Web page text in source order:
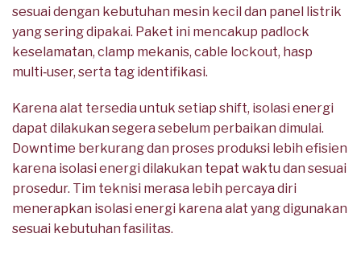
sesuai dengan kebutuhan mesin kecil dan panel listrik
yang sering dipakai. Paket ini mencakup padlock
keselamatan, clamp mekanis, cable lockout, hasp
multi‑user, serta tag identifikasi.
Karena alat tersedia untuk setiap shift, isolasi energi
dapat dilakukan segera sebelum perbaikan dimulai.
Downtime berkurang dan proses produksi lebih efisien
karena isolasi energi dilakukan tepat waktu dan sesuai
prosedur. Tim teknisi merasa lebih percaya diri
menerapkan isolasi energi karena alat yang digunakan
sesuai kebutuhan fasilitas.